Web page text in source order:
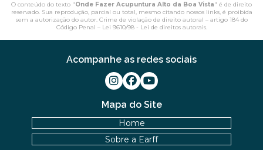
O conteúdo do texto "Onde Fazer Acupuntura Alto da Boa Vista" é de direito
reservado. Sua reprodução, parcial ou total, mesmo citando nossos links, é proibida
sem a autorização do autor. Crime de violação de direito autoral – artigo 184 do
Código Penal – Lei 9610/98 - Lei de direitos autorais.
Mapa do Site
Home
Sobre a Earff
Acompanhe as redes sociais